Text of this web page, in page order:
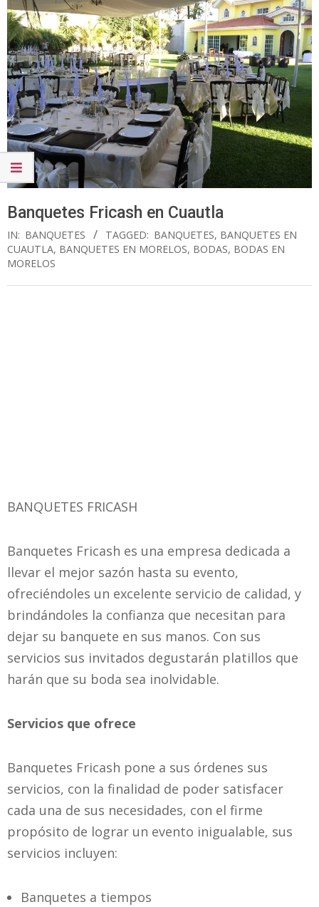
Banquetes Fricash en Cuautla
IN: BANQUETES TAGGED: BANQUETES, BANQUETES EN
CUAUTLA, BANQUETES EN MORELOS, BODAS, BODAS EN
MORELOS
BANQUETES FRICASH
Banquetes Fricash es una empresa dedicada a
llevar el mejor sazón hasta su evento,
ofreciéndoles un excelente servicio de calidad, y
brindándoles la confianza que necesitan para
dejar su banquete en sus manos. Con sus
servicios sus invitados degustarán platillos que
harán que su boda sea inolvidable.
Servicios que ofrece
Banquetes Fricash pone a sus órdenes sus
servicios, con la finalidad de poder satisfacer
cada una de sus necesidades, con el firme
propósito de lograr un evento inigualable, sus
servicios incluyen:
Banquetes a tiempos